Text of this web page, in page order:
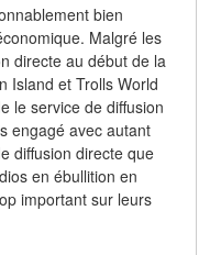
bien
Malgré les
directe au début de la
Island et Trolls World
le service de diffusion
engagé avec autant
diffusion directe que
en ébullition en
important sur leurs